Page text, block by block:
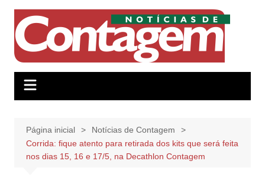
conteúdo
Página inicial
Notícias de Contagem
Corrida: fique atento para retirada dos kits que será feita
nos dias 15, 16 e 17/5, na Decathlon Contagem